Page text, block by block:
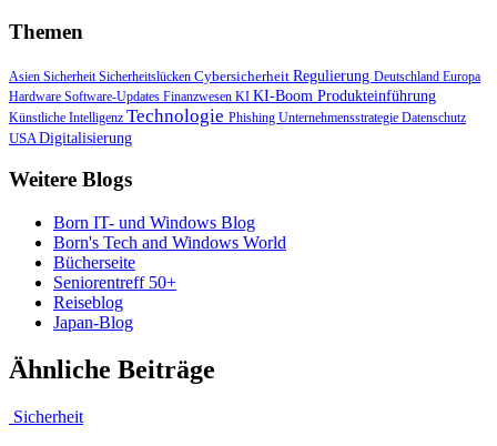
Themen
Asien Sicherheit Sicherheitslücken Cybersicherheit Regulierung Deutschland Europa
Hardware Software-Updates Finanzwesen KI KI-Boom Produkteinführung
Künstliche Intelligenz Technologie Phishing Unternehmensstrategie Datenschutz
USA Digitalisierung
Weitere Blogs
Born IT- und Windows Blog
Born's Tech and Windows World
Bücherseite
Seniorentreff 50+
Reiseblog
Japan-Blog
Ähnliche Beiträge
Sicherheit